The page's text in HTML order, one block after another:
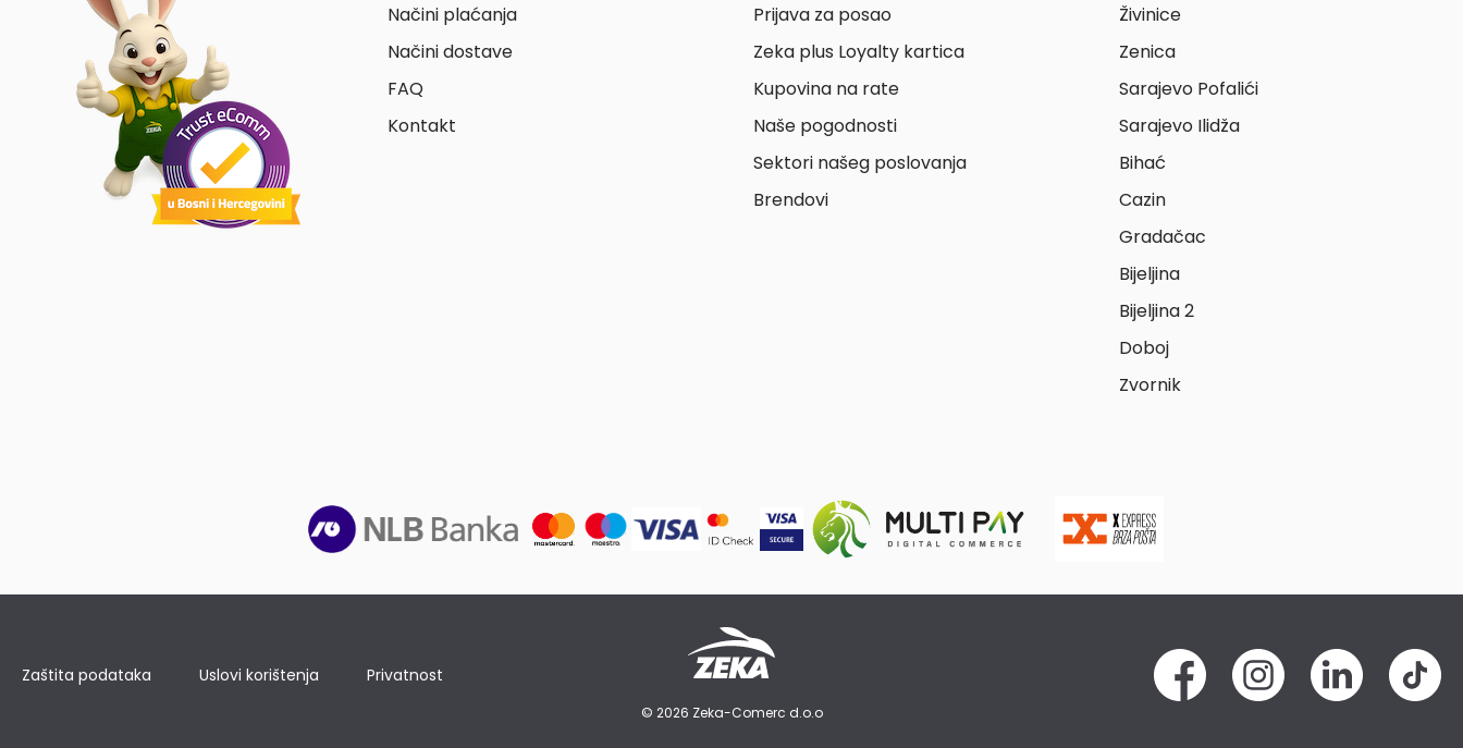
Načini plaćanja
Načini dostave
FAQ
Kontakt
Prijava za posao
Zeka plus Loyalty kartica
Kupovina na rate
Naše pogodnosti
Sektori našeg poslovanja
Brendovi
Živinice
Zenica
Sarajevo Pofalići
Sarajevo Ilidža
Bihać
Cazin
Gradačac
Bijeljina
Bijeljina 2
Doboj
Zvornik
Zaštita podataka Uslovi korištenja Privatnost
© 2026 Zeka-Comerc d.o.o